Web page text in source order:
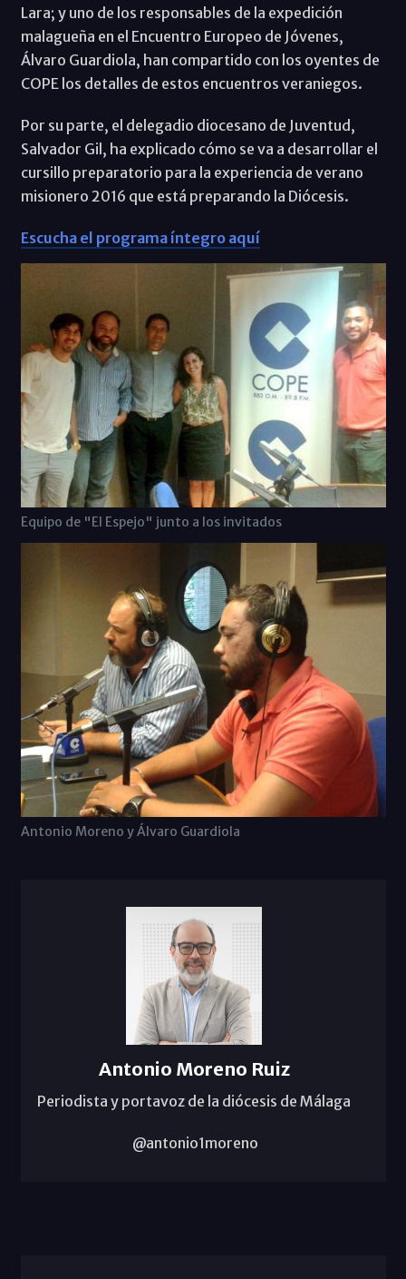
Lara; y uno de los responsables de la expedición
malagueña en el Encuentro Europeo de Jóvenes,
Álvaro Guardiola, han compartido con los oyentes de
COPE los detalles de estos encuentros veraniegos.
Por su parte, el delegadio diocesano de Juventud,
Salvador Gil, ha explicado cómo se va a desarrollar el
cursillo preparatorio para la experiencia de verano
misionero 2016 que está preparando la Diócesis.
Escucha el programa íntegro aquí
Equipo de "El Espejo" junto a los invitados
Antonio Moreno y Álvaro Guardiola
Antonio Moreno Ruiz
Periodista y portavoz de la diócesis de Málaga
@antonio1moreno